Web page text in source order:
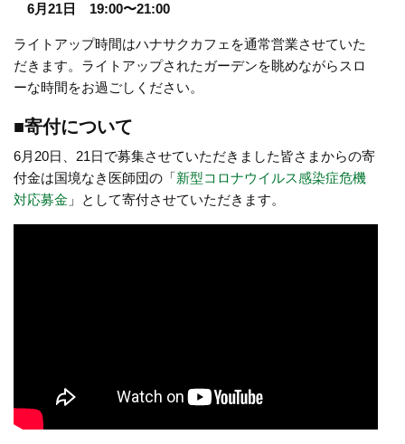
6月21日 19:00〜21:00
ライトアップ時間はハナサクカフェを通常営業させていた
だきます。ライトアップされたガーデンを眺めながらスロ
ーな時間をお過ごしください。
■寄付について
6月20日、21日で募集させていただきました皆さまからの寄
付金は国境なき医師団の「 新型コロナウイルス感染症危機
対応募金 」として寄付させていただきます。